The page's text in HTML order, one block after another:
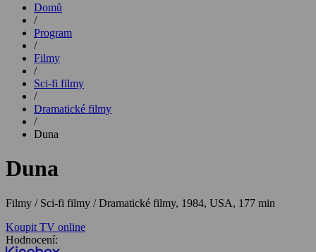
Domů
/
Program
/
Filmy
/
Sci-fi filmy
/
Dramatické filmy
/
Duna
Duna
Filmy / Sci-fi filmy / Dramatické filmy, 1984, USA, 177 min
Koupit TV online
Hodnocení: